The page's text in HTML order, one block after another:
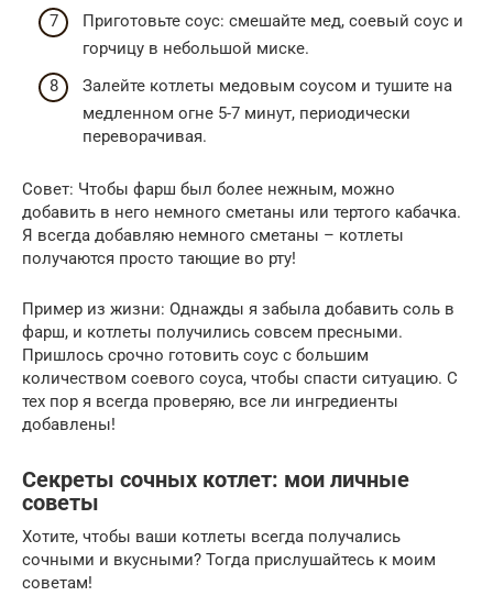
Приготовьте соус: смешайте мед, соевый соус и
горчицу в небольшой миске.
Залейте котлеты медовым соусом и тушите на
медленном огне 5-7 минут, периодически
переворачивая.
Совет: Чтобы фарш был более нежным, можно
добавить в него немного сметаны или тертого кабачка.
Я всегда добавляю немного сметаны – котлеты
получаются просто тающие во рту!
Пример из жизни: Однажды я забыла добавить соль в
фарш, и котлеты получились совсем пресными.
Пришлось срочно готовить соус с большим
количеством соевого соуса, чтобы спасти ситуацию. С
тех пор я всегда проверяю, все ли ингредиенты
добавлены!
Секреты сочных котлет: мои личные
советы
Хотите, чтобы ваши котлеты всегда получались
сочными и вкусными? Тогда прислушайтесь к моим
советам!